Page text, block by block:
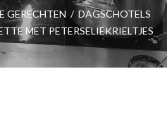
GERECHTEN / DAGSCHOTELS
MET PETERSELIEKRIELTJES